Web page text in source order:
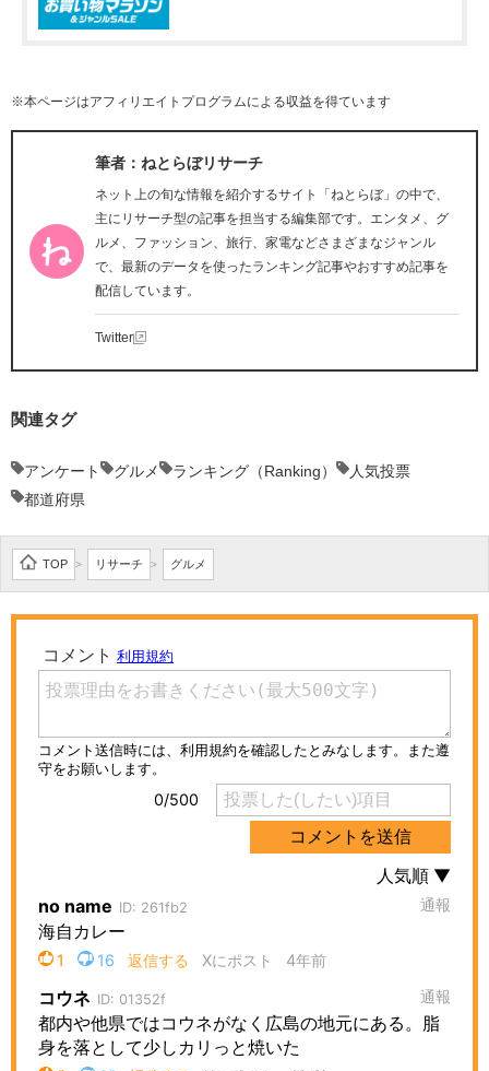
※本ページはアフィリエイトプログラムによる収益を得ています
筆者：ねとらぼリサーチ
ネット上の旬な情報を紹介するサイト「ねとらぼ」の中で、
主にリサーチ型の記事を担当する編集部です。エンタメ、グ
ルメ、ファッション、旅行、家電などさまざまなジャンル
で、最新のデータを使ったランキング記事やおすすめ記事を
配信しています。
Twitter
関連タグ
アンケート グルメ ランキング（Ranking）
人気投票
都道府県
TOP > リサーチ > グルメ